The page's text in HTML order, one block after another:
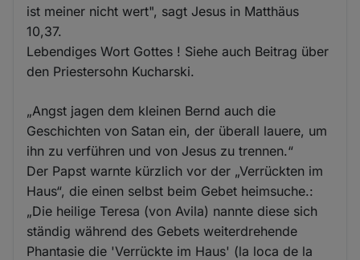
ist meiner nicht wert", sagt Jesus in Matthäus
10,37.
Lebendiges Wort Gottes ! Siehe auch Beitrag über
den Priestersohn Kucharski.
„Angst jagen dem kleinen Bernd auch die
Geschichten von Satan ein, der überall lauere, um
ihn zu verführen und von Jesus zu trennen.“
Der Papst warnte kürzlich vor der „Verrückten im
Haus“, die einen selbst beim Gebet heimsuche.:
„Die heilige Teresa (von Avila) nannte diese sich
ständig während des Gebets weiterdrehende
Phantasie die 'Verrückte im Haus' (la loca de la